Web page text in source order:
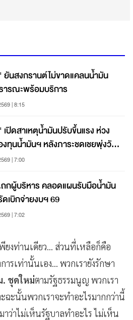
สงกรานต์ไม่ขาดแคลนน้ำมัน
ารณะพร้อมบริการ
| 8:15
ดสาเหตุน้ำมันปรับขึ้นแรง ห่วง
ทุนน้ำมันฯ หลังภาระชดเชยพุ่งวัน
ล้าน
| 7:00
กผู้บริหาร คลอดแผนรับมือน้ำมัน
ดเบิกจ่ายงบฯ 69
| 7:02
งท่านเดียว... ส่วนที่เหลือก็คือ
รเท่านั้นเอง... พวกเรายังรักษา
. ชุดใหม่ตามรัฐธรรมนูญ พวกเรา
ฉะนั้นพวกเราจะทำอะไรมากกว่านี้
าว่าไม่เห็นรัฐบาลทำอะไร ไม่เห็น